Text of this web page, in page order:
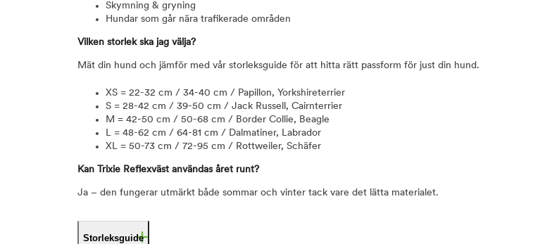
Skymning & gryning
Hundar som går nära trafikerade områden
Vilken storlek ska jag välja?
Mät din hund och jämför med vår storleksguide för att hitta rätt passform för just din hund.
XS = 22-32 cm / 34-40 cm / Papillon, Yorkshireterrier
S = 28-42 cm / 39-50 cm / Jack Russell, Cairnterrier
M = 42-50 cm / 50-68 cm / Border Collie, Beagle
L = 48-62 cm / 64-81 cm / Dalmatiner, Labrador
XL = 50-73 cm / 72-95 cm / Rottweiler, Schäfer
Kan Trixie Reflexväst användas året runt?
Ja – den fungerar utmärkt både sommar och vinter tack vare det lätta materialet.
Storleksguide